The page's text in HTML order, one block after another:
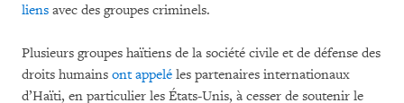
liens avec des groupes criminels.
Plusieurs groupes haïtiens de la société civile et de défense des
droits humains ontappelé les partenaires internationaux
d’Haïti, en particulier les États-Unis, à cesser de soutenir le